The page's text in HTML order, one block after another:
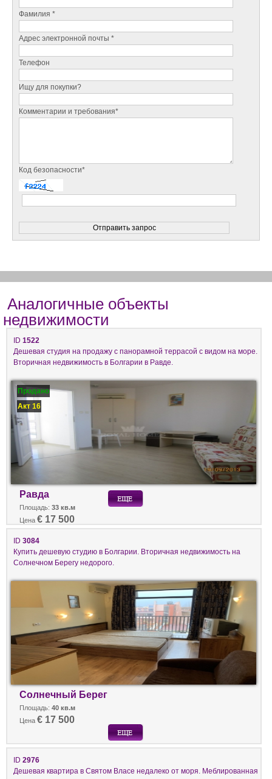
Фамилия *
Адрес электронной почты *
Телефон
Ищу для покупки?
Комментарии и требования*
Код безопасности*
Аналогичные объекты
недвижимости
ID 1522
Дешевая студия на продажу с панорамной террасой с видом на море.
Вторичная недвижимость в Болгарии в Равде.
Продано
Акт 16
Равда
Площадь: 33 кв.м
Цена € 17 500
ID 3084
Купить дешевую студию в Болгарии. Вторичная недвижимость на
Солнечном Берегу недорого.
Солнечный Берег
Площадь: 40 кв.м
Цена € 17 500
ID 2976
Дешевая квартира в Святом Власе недалеко от моря. Меблированная